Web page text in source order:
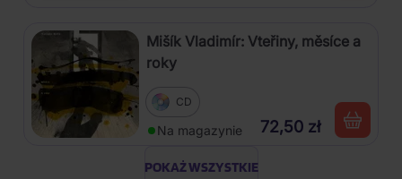
Mišík Vladimír: Vteřiny, měsíce a
roky
CD
Na magazynie 72,50 zł
POKAŻ WSZYSTKIE